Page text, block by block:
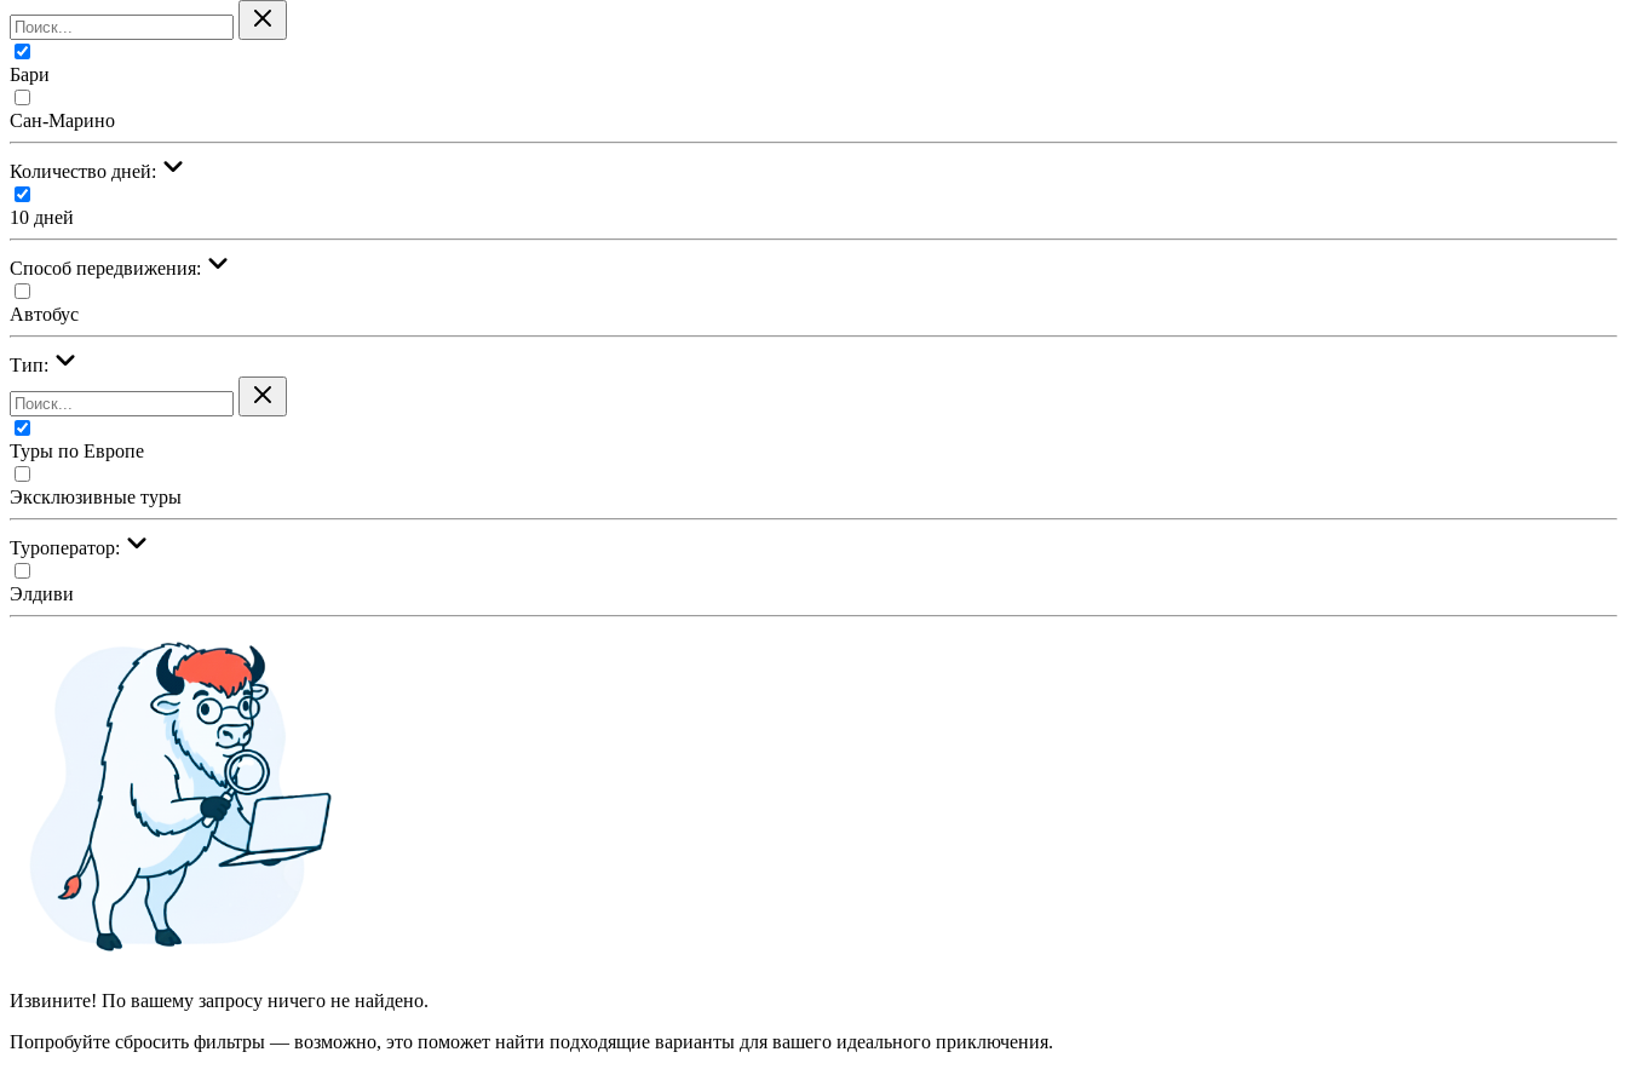
Бари
Сан-Марино
Количество дней:
10 дней
Cпособ передвижения:
Автобус
Тип:
Туры по Европе
Эксклюзивные туры
Туроператор:
Элдиви
Извините! По вашему запросу ничего не найдено.
Попробуйте сбросить фильтры — возможно, это поможет найти подходящие варианты для вашего идеального приключения.